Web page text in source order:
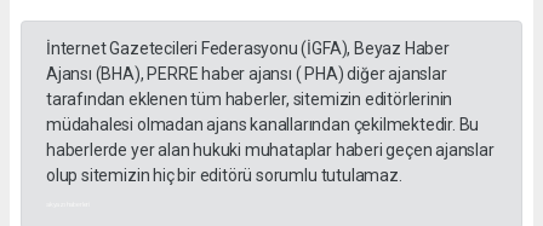
İnternet Gazetecileri Federasyonu (İGFA), Beyaz Haber
Ajansı (BHA), PERRE haber ajansı ( PHA) diğer ajanslar
tarafından eklenen tüm haberler, sitemizin editörlerinin
müdahalesi olmadan ajans kanallarından çekilmektedir. Bu
haberlerde yer alan hukuki muhataplar haberi geçen ajanslar
olup sitemizin hiç bir editörü sorumlu tutulamaz.